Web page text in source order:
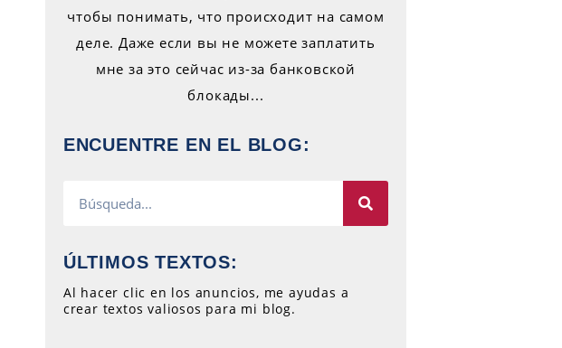
ENCUENTRE EN EL BLOG:
ÚLTIMOS TEXTOS:
Al hacer clic en los anuncios, me ayudas a
crear textos valiosos para mi blog.